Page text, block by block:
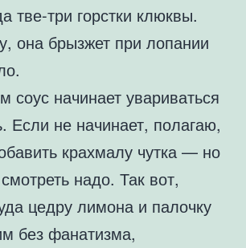
тве-три горстки клюквы.
она брызжет при лопании
соус начинает увариваться
Если не начинает, полагаю,
крахмалу чутка — но
надо. Так вот,
цедру лимона и палочку
без фанатизма,